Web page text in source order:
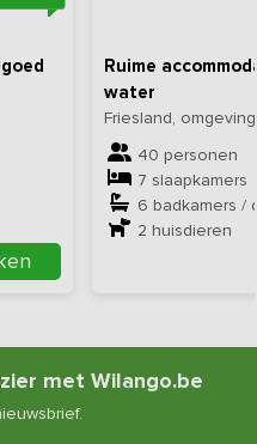
Ruime
water
Friesland,
40 personen
7 slaapkamers
6 badkamers /
2 huisdieren
met Wilango.be